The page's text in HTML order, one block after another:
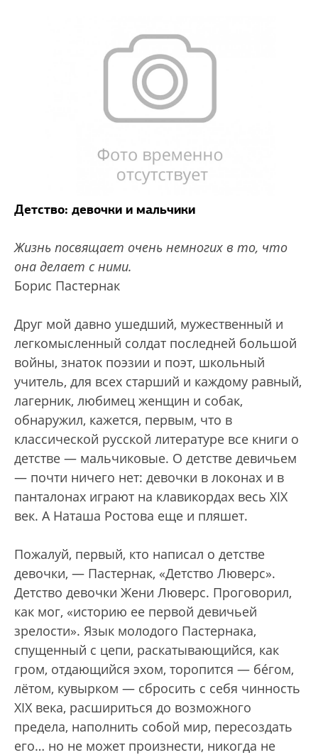
Детство: девочки и мальчики
Жизнь посвящает очень немногих в то, что
она делает с ними.
Борис Пастернак
Друг мой давно ушедший, мужественный и
легкомысленный солдат последней большой
войны, знаток поэзии и поэт, школьный
учитель, для всех старший и каждому равный,
лагерник, любимец женщин и собак,
обнаружил, кажется, первым, что в
классической русской литературе все книги о
детстве — мальчиковые. О детстве девичьем
— почти ничего нет: девочки в локонах и в
панталонах играют на клавикордах весь XIX
век. А Наташа Ростова еще и пляшет.
Пожалуй, первый, кто написал о детстве
девочки, — Пастернак, «Детство Люверс».
Детство девочки Жени Люверс. Проговорил,
как мог, «историю ее первой девичьей
зрелости». Язык молодого Пастернака,
спущенный с цепи, раскатывающийся, как
гром, отдающийся эхом, торопится — бéгом,
лётом, кувырком — сбросить с себя чинность
XIX века, расшириться до возможного
предела, наполнить собой мир, пересоздать
его… но не может произнести, никогда не